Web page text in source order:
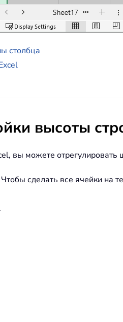
столбца
высоты
вы можете
сделать все ячейки